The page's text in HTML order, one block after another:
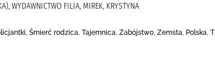
WYDAWNICTWO FILIA, MIREK, KRYSTYNA
Śmierć rodzica, Tajemnica, Zabójstwo, Zemsta, Polska,